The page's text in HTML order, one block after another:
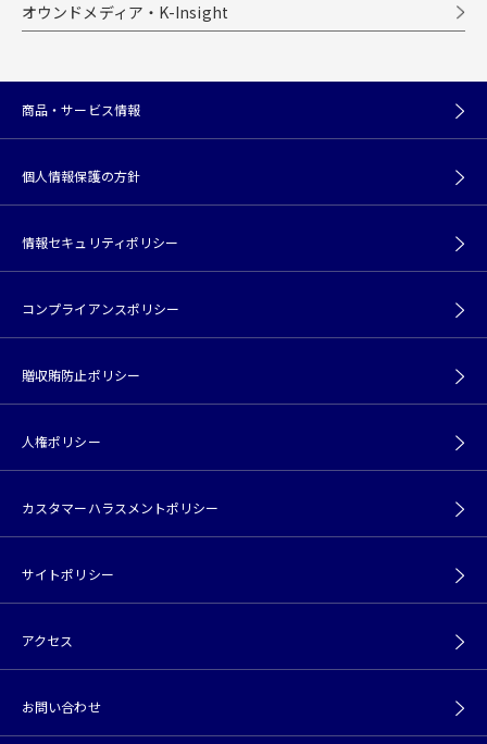
オウンドメディア・K-Insight
商品・サービス情報
個人情報保護の方針
情報セキュリティポリシー
コンプライアンスポリシー
贈収賄防止ポリシー
人権ポリシー
カスタマーハラスメントポリシー
サイトポリシー
アクセス
お問い合わせ